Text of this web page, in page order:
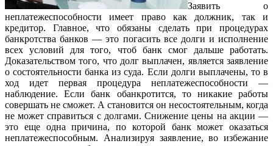
Заявить о
неплатежеспособности имеет право как должник, так и
кредитор. Главное, что обязаны сделать при процедурах
банкротства банков — это погасить все долги и исполнение
всех условий для того, чтоб банк смог дальше работать.
Доказательством того, что долг выплачен, является заявление
о состоятельности банка из суда. Если долги выплачены, то в
ход идет первая процедура неплатежеспособности —
наблюдение. Если банк обанкротится, то никакие работы
совершать не сможет. А становится он несостоятельным, когда
не может справиться с долгами. Снижение цены на акции —
это еще одна причина, по которой банк может оказаться
неплатежеспособным. Анализируя заявление, во избежание